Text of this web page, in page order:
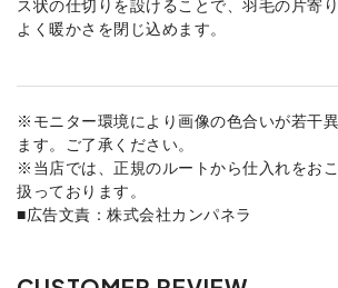
ス状の仕切りを設けることで、羽毛の片寄
よく暖かさを閉じ込めます。
※モニター環境により画像の色合いが若干
ます。ご了承ください。
※当店では、正規のルートから仕入れをお
扱っております。
■広告文責：株式会社カンパネラ